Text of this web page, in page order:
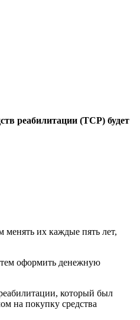
реабилитации (ТСР) будет
их каждые пять лет,
оформить денежную
который был
на покупку средства